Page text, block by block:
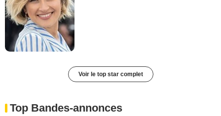
Voir le top star complet
Top Bandes-annonces